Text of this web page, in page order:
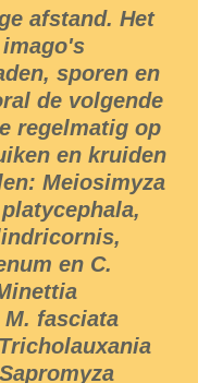
afstand. Het
sporen en
de volgende
regelmatig op
en kruiden
Meiosimyza
en C.
fasciata